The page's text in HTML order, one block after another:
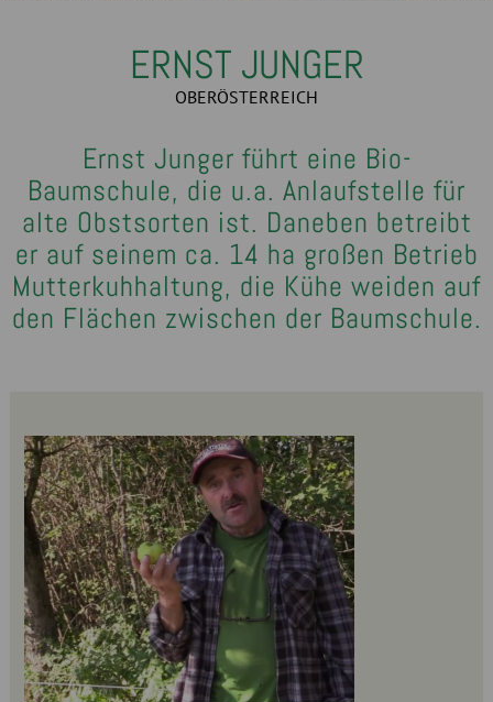
ERNST JUNGER
OBERÖSTERREICH
Ernst Junger führt eine Bio-
Baumschule, die u.a. Anlaufstelle für
alte Obstsorten ist. Daneben betreibt
er auf seinem ca. 14 ha großen Betrieb
Mutterkuhhaltung, die Kühe weiden auf
den Flächen zwischen der Baumschule.